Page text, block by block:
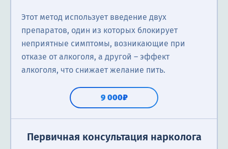
Этот метод использует введение двух
препаратов, один из которых блокирует
неприятные симптомы, возникающие при
отказе от алкоголя, а другой – эффект
алкоголя, что снижает желание пить.
9 000₽
Первичная консультация нарколога